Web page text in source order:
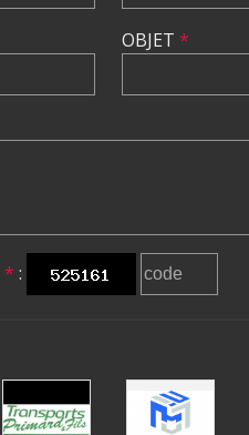
OBJET *
* :